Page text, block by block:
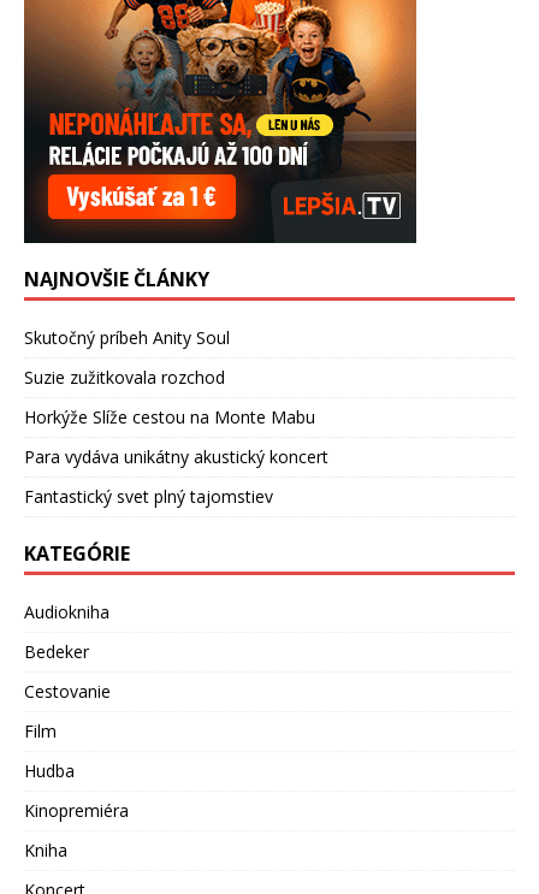
NAJNOVŠIE ČLÁNKY
Skutočný príbeh Anity Soul
Suzie zužitkovala rozchod
Horkýže Slíže cestou na Monte Mabu
Para vydáva unikátny akustický koncert
Fantastický svet plný tajomstiev
KATEGÓRIE
Audiokniha
Bedeker
Cestovanie
Film
Hudba
Kinopremiéra
Kniha
Koncert